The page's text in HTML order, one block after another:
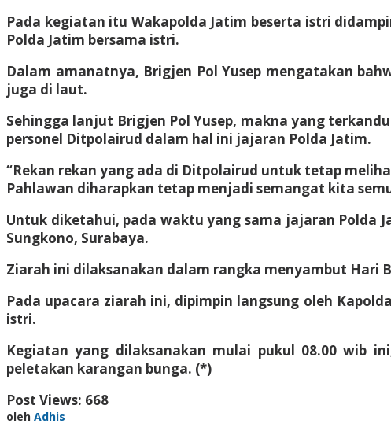
Pada kegiatan itu Wakapolda Jatim beserta istri
Polda Jatim bersama istri.
Dalam amanatnya, Brigjen Pol Yusep mengatakan
juga di laut.
Sehingga lanjut Brigjen Pol Yusep, makna yang
personel Ditpolairud dalam hal ini jajaran Polda Jatim.
“Rekan rekan yang ada di Ditpolairud untuk tetap
Pahlawan diharapkan tetap menjadi semangat kita
Untuk diketahui, pada waktu yang sama jajaran Polda
Sungkono, Surabaya.
Ziarah ini dilaksanakan dalam rangka menyambut Hari
Pada upacara ziarah ini, dipimpin langsung oleh
istri.
Kegiatan yang dilaksanakan mulai pukul 08.00 wib
peletakan karangan bunga. (*)
Post Views: 668
oleh Adhis